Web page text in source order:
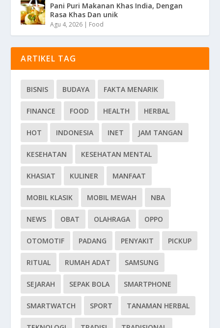
Pani Puri Makanan Khas India, Dengan
Rasa Khas Dan unik
Agu 4, 2026 | Food
ARTIKEL TAG
BISNIS BUDAYA FAKTA MENARIK
FINANCE FOOD HEALTH HERBAL
HOT INDONESIA INET JAM TANGAN
KESEHATAN KESEHATAN MENTAL
KHASIAT KULINER MANFAAT
MOBIL KLASIK MOBIL MEWAH NBA
NEWS OBAT OLAHRAGA OPPO
OTOMOTIF PADANG PENYAKIT PICKUP
RITUAL RUMAH ADAT SAMSUNG
SEJARAH SEPAK BOLA SMARTPHONE
SMARTWATCH SPORT TANAMAN HERBAL